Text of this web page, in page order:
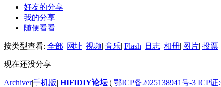
好友的分享
我的分享
随便看看
按类型查看: 全部| 网址| 视频| 音乐| Flash| 日志| 相册| 图片| 投票|
现在还没分享
Archiver|手机版| HIFIDIY论坛( 鄂ICP备2025138941号-3 ICP